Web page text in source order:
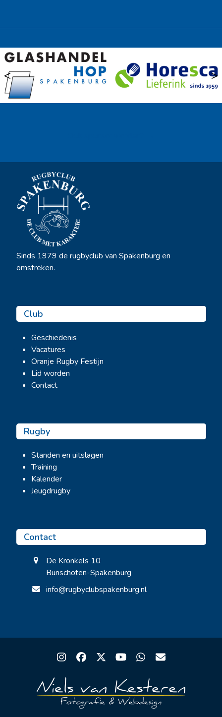
< >
Sinds 1979 de rugbyclub van Spakenburg en
omstreken.
Club
Geschiedenis
Vacatures
Oranje Rugby Festijn
Lid worden
Contact
Rugby
Standen en uitslagen
Training
Kalender
Jeugdrugby
Contact
De Kronkels 10
Bunschoten-Spakenburg
info@rugbyclubspakenburg.nl
Instagram
Facebook
TwitterYouTubeWhatsapp
Email